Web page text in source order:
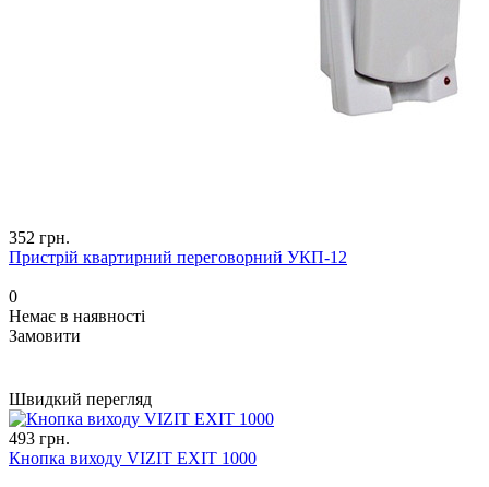
352 грн.
Пристрій квартирний переговорний УКП-12
0
Немає в наявності
Замовити
Швидкий перегляд
493 грн.
Кнопка виходу VIZIT EXIT 1000